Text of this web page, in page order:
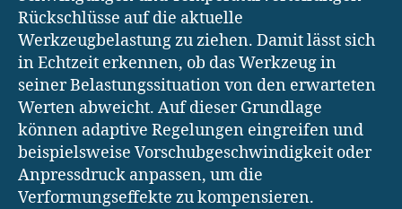
Rückschlüsse auf die aktuelle
Werkzeugbelastung zu ziehen. Damit lässt sich
in Echtzeit erkennen, ob das Werkzeug in
seiner Belastungssituation von den erwarteten
Werten abweicht. Auf dieser Grundlage
können adaptive Regelungen eingreifen und
beispielsweise Vorschubgeschwindigkeit oder
Anpressdruck anpassen, um die
Verformungseffekte zu kompensieren.